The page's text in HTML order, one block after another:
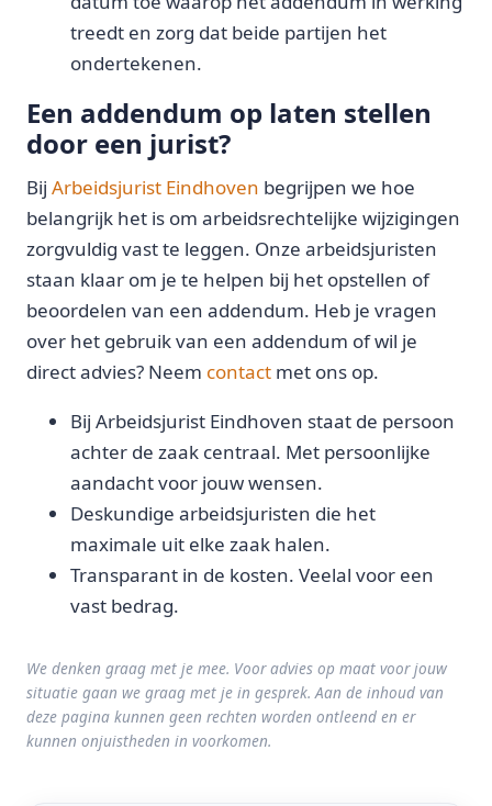
treedt en zorg dat beide partijen het
ondertekenen.
Een addendum op laten stellen
door een jurist?
Bij Arbeidsjurist Eindhoven begrijpen we hoe
belangrijk het is om arbeidsrechtelijke wijzigingen
zorgvuldig vast te leggen. Onze arbeidsjuristen
staan klaar om je te helpen bij het opstellen of
beoordelen van een addendum. Heb je vragen
over het gebruik van een addendum of wil je
direct advies? Neem contact met ons op.
Bij Arbeidsjurist Eindhoven staat de persoon
achter de zaak centraal. Met persoonlijke
aandacht voor jouw wensen.
Deskundige arbeidsjuristen die het
maximale uit elke zaak halen.
Transparant in de kosten. Veelal voor een
vast bedrag.
We denken graag met je mee. Voor advies op maat voor jouw
situatie gaan we graag met je in gesprek. Aan de inhoud van
deze pagina kunnen geen rechten worden ontleend en er
kunnen onjuistheden in voorkomen.